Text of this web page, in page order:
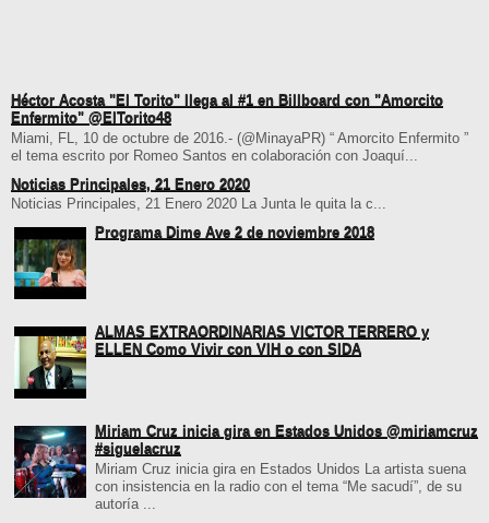
Héctor Acosta "El Torito" llega al #1 en Billboard con "Amorcito
Enfermito" @ElTorito48
Miami, FL, 10 de octubre de 2016.- (@MinayaPR) “ Amorcito Enfermito ”
el tema escrito por Romeo Santos en colaboración con Joaquí...
Noticias Principales, 21 Enero 2020
Noticias Principales, 21 Enero 2020 La Junta le quita la c...
Programa Dime Ave 2 de noviembre 2018
ALMAS EXTRAORDINARIAS VICTOR TERRERO y
ELLEN Como Vivir con VIH o con SIDA
Miriam Cruz inicia gira en Estados Unidos @miriamcruz
#siguelacruz
Miriam Cruz inicia gira en Estados Unidos La artista suena
con insistencia en la radio con el tema “Me sacudí”, de su
autoría ...